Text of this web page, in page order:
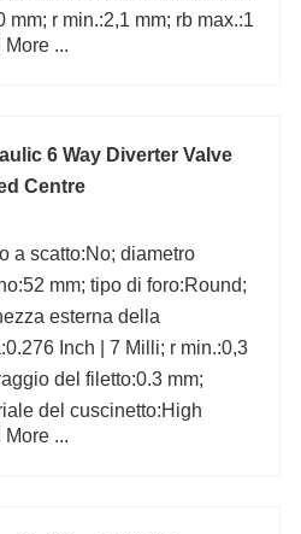
mm; r min.:2,1 mm; rb max.:1
number:52330X;
More ...
6 Way Diverter Valve
Centre
a scatto:No; diametro
mm; tipo di foro:Round;
esterna della
Inch | 7 Milli; r min.:0,3
del filetto:0.3 mm;
del cuscinetto:High
Chrome S; Involucro:Open;
More ...